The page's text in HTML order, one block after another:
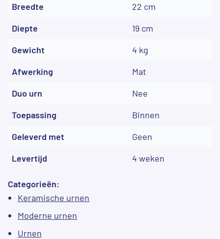
Breedte
22 cm
Diepte
19 cm
Gewicht
4 kg
Afwerking
Mat
Duo urn
Nee
Toepassing
Binnen
Geleverd met
Geen
Levertijd
4 weken
Categorieën:
Keramische urnen
Moderne urnen
Urnen